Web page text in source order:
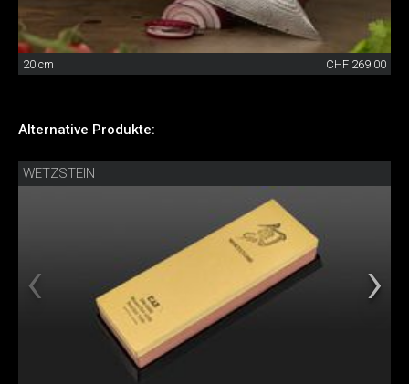
20 cm CHF 269.00
Alternative Produkte:
WETZSTEIN